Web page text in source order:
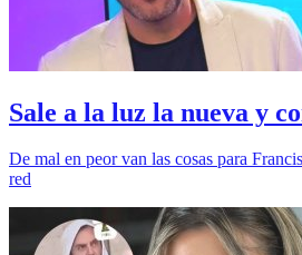
Sale a la luz la nueva y
De mal en peor van las cosas para
red